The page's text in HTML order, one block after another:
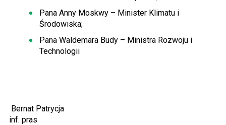
Pana Anny Moskwy – Minister Klimatu i
Środowiska;
Pana Waldemara Budy – Ministra Rozwoju i
Technologii
Bernat Patrycja
inf. pras